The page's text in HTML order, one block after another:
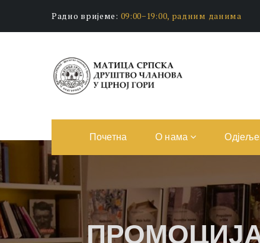
Радно вријеме: 09:00−19:00, радним данима
Почетна О нама